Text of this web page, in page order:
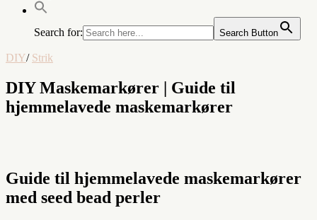
Search for: Search Button
DIY/ Strik
DIY Maskemarkører | Guide til
hjemmelavede maskemarkører
Guide til hjemmelavede maskemarkører
med seed bead perler